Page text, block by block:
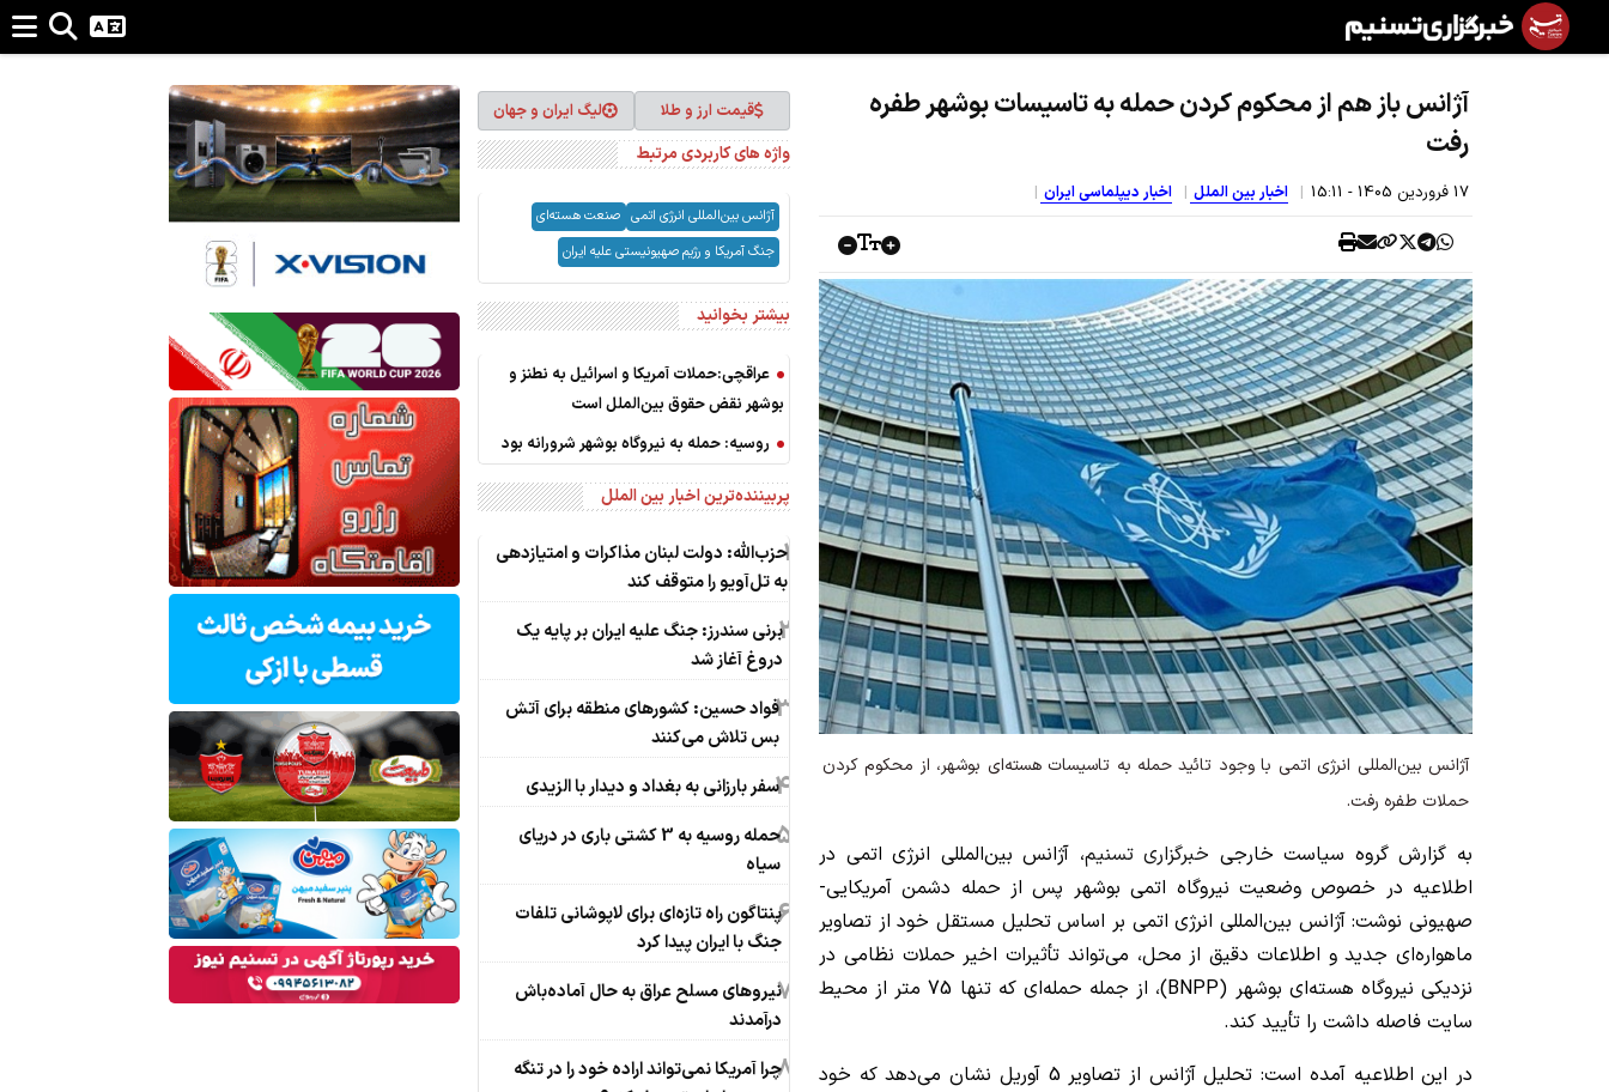
آژانس باز هم از محکوم کردن حمله به تاسیسات بوشهر طفره
رفت
17 فروردين 1405 - 15:11 اخبار بین الملل اخبار دیپلماسی ایران
آژانس بین‌المللی انرژی اتمی با وجود تائید حمله به تاسیسات هسته‌ای بوشهر، از محکوم کردن
حملات طفره رفت.
به گزارش گروه سیاست خارجی خبرگزاری تسنیم، آژانس بین‌المللی انرژی اتمی در
اطلاعیه در خصوص وضعیت نیروگاه اتمی بوشهر پس از حمله دشمن آمریکایی-
صهیونی نوشت: آژانس بین‌المللی انرژی اتمی بر اساس تحلیل مستقل خود از تصاویر
ماهواره‌ای جدید و اطلاعات دقیق از محل، می‌تواند تأثیرات اخیر حملات نظامی در
نزدیکی نیروگاه هسته‌ای بوشهر (BNPP)، از جمله حمله‌ای که تنها 75 متر از محیط
سایت فاصله داشت را تأیید کند.
در این اطلاعیه آمده است: تحلیل آژانس از تصاویر 5 آوریل نشان می‌دهد که خود
قیمت ارز و طلا لیگ ایران و جهان
واژه های کاربردی مرتبط
آژانس بین‌المللی انرژی اتمی صنعت هسته‌ای
جنگ آمریکا و رژیم صهیونیستی علیه ایران
بیشتر بخوانید
عراقچی:حملات آمریکا و اسرائیل به نطنز و
بوشهر نقض حقوق بین‌الملل است
روسیه: حمله به نیروگاه بوشهر شرورانه بود
پربیننده‌ترین اخبار بین الملل
1حزب‌الله: دولت لبنان مذاکرات و امتیازدهی
به تل‌آویو را متوقف کند
2برنی سندرز: جنگ علیه ایران بر پایه یک
دروغ آغاز شد
3فواد حسین: کشورهای منطقه برای آتش
بس تلاش می‌کنند
4سفر بارزانی به بغداد و دیدار با الزیدی
5
حمله روسیه به 3 کشتی باری در دریای
سیاه
6پنتاگون راه تازه‌ای برای لاپوشانی تلفات
جنگ با ایران پیدا کرد
7نیروهای مسلح عراق به حال آماده‌باش
درآمدند
8چرا آمریکا نمی‌تواند اراده خود را در تنگه